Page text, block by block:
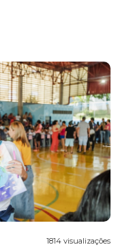
1814 visualizações